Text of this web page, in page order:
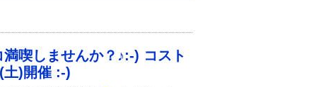
喫しませんか？♪:-) コスト
土)開催 :-)